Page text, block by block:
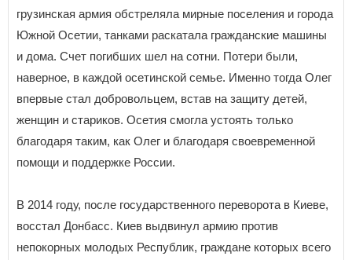
грузинская армия обстреляла мирные поселения и города
Южной Осетии, танками раскатала гражданские машины
и дома. Счет погибших шел на сотни. Потери были,
наверное, в каждой осетинской семье. Именно тогда Олег
впервые стал добровольцем, встав на защиту детей,
женщин и стариков. Осетия смогла устоять только
благодаря таким, как Олег и благодаря своевременной
помощи и поддержке России.
В 2014 году, после государственного переворота в Киеве,
восстал Донбасс. Киев выдвинул армию против
непокорных молодых Республик, граждане которых всего